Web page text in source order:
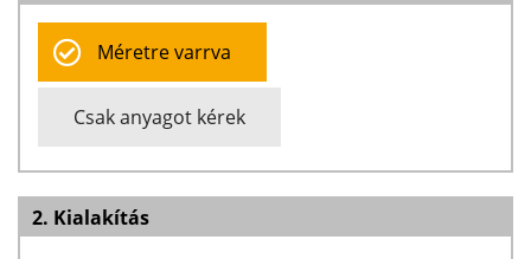
Méretre varrva
Csak anyagot kérek
2. Kialakítás